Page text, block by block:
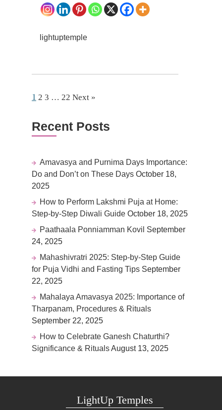
lightuptemple
1 2 3 … 22 Next »
Recent Posts
Amavasya and Purnima Days Importance:
Do and Don’t on These Days October 18,
2025
How to Perform Lakshmi Puja at Home:
Step-by-Step Diwali Guide October 18, 2025
Paathaala Ponniamman Kovil September
24, 2025
Mahashivratri 2025: Step-by-Step Guide
for Puja Vidhi and Fasting Tips September
22, 2025
Mahalaya Amavasya 2025: Importance of
Tharpanam, Procedures & Rituals
September 22, 2025
How to Celebrate Ganesh Chaturthi?
Significance & RitualsAugust 13, 2025
LightUp Temples